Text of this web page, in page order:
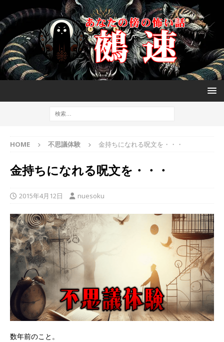
HOME 不思議体験 金持ちになれる呪文を・・・
金持ちになれる呪文を・・・
2015年4月12日 nuesoku
数年前のこと。